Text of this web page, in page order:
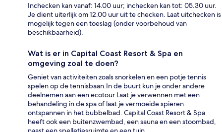
Inchecken kan vanaf: 14.00 uur; inchecken kan tot: 05.30 uur.
Je dient uiterlijk om 12.00 uur uit te checken. Laat uitchecken is
mogelijk tegen een toeslag (onder voorbehoud van
beschikbaarheid).
Wat is er in Capital Coast Resort & Spa en
omgeving zoal te doen?
Geniet van activiteiten zoals snorkelen en een potje tennis
spelen op de tennisbaan.In de buurt kun je onder andere
deelnemen aan een ecotour.Laat je verwennen met een
behandeling in de spa of laat je vermoeide spieren
ontspannen in het bubbelbad. Capital Coast Resort & Spa
heeft ook een buitenzwembad, een sauna en een stoombad,